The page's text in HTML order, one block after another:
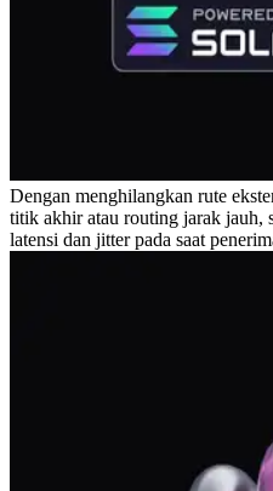
Dengan menghilangkan rute
titik akhir atau routing jarak jauh,
latensi dan jitter pada saat